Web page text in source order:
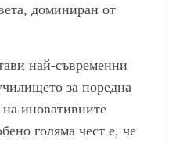
доминиран от
най-съвременни
за поредна
на иновативните
голяма чест е, че